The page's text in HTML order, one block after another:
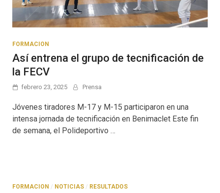
FORMACION
Así entrena el grupo de tecnificación de
la FECV
febrero 23, 2025 Prensa
Jóvenes tiradores M-17 y M-15 participaron en una
intensa jornada de tecnificación en Benimaclet Este fin
de semana, el Polideportivo …
FORMACION / NOTICIAS / RESULTADOS